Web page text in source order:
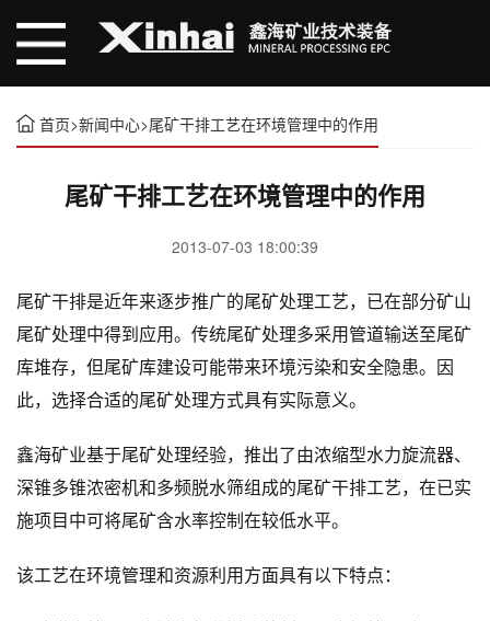
首页>新闻中心>尾矿干排工艺在环境管理中的作用
尾矿干排工艺在环境管理中的作用
2013-07-03 18:00:39
尾矿干排是近年来逐步推广的尾矿处理工艺，已在部分矿山
尾矿处理中得到应用。传统尾矿处理多采用管道输送至尾矿
库堆存，但尾矿库建设可能带来环境污染和安全隐患。因
此，选择合适的尾矿处理方式具有实际意义。
鑫海矿业基于尾矿处理经验，推出了由浓缩型水力旋流器、
深锥多锥浓密机和多频脱水筛组成的尾矿干排工艺，在已实
施项目中可将尾矿含水率控制在较低水平。
该工艺在环境管理和资源利用方面具有以下特点：